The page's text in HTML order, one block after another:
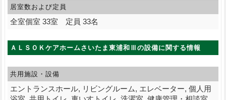
居室数および定員
全室個室 33室 定員 33名
ＡＬＳＯＫケアホームさいたま東浦和Ⅲの設備に関する情報
共用施設・設備
エントランスホール, リビングルーム, エレベーター, 個人用